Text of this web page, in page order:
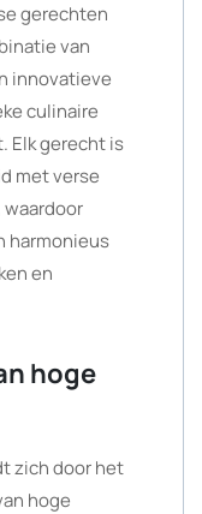
gerechten
van
innovatieve
culinaire
Elk gerecht is
met verse
harmonieus
en
hoge
zich door het
hoge